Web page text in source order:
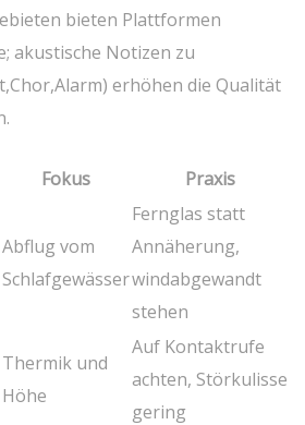
bieten Plattformen​
akustische Notizen zu
‍erhöhen die ‍Qualität
Fokus Praxis
Abflug vom
Schlafgewässer
Fernglas ⁣statt
Annäherung,
windabgewandt‍
stehen
Thermik‍ und
Höhe
Auf Kontaktrufe
achten, Störkulisse
gering